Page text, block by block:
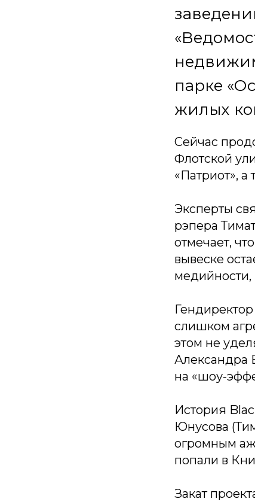
парке
жилых
Сейчас
Флотской
«Патриот»,
Эксперты
рэпера
отмечает,
вывеске
медийности,
слишком
этом не
Александра
на «шоу-
История
Юнусова
огромным
попали в
Закат